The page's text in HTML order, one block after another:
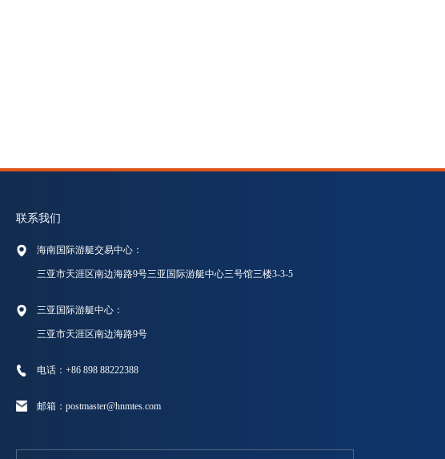
联系我们
海南国际游艇交易中心：
三亚市天涯区南边海路9号三亚国际游艇中心三号馆三楼3-3-5
三亚国际游艇中心：
三亚市天涯区南边海路9号
电话：+86 898 88222388
邮箱：postmaster@hnmtes.com